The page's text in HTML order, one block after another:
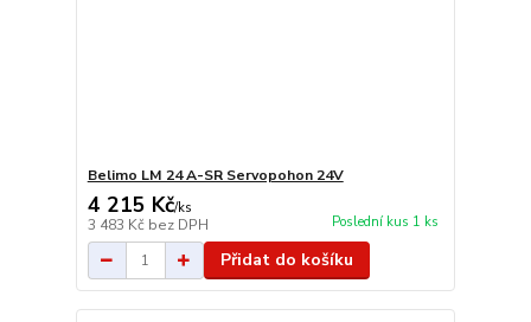
Belimo LM 24 A-SR Servopohon 24V
4 215 Kč/ks
3 483 Kč bez DPH Poslední kus 1 ks
Přidat do košíku